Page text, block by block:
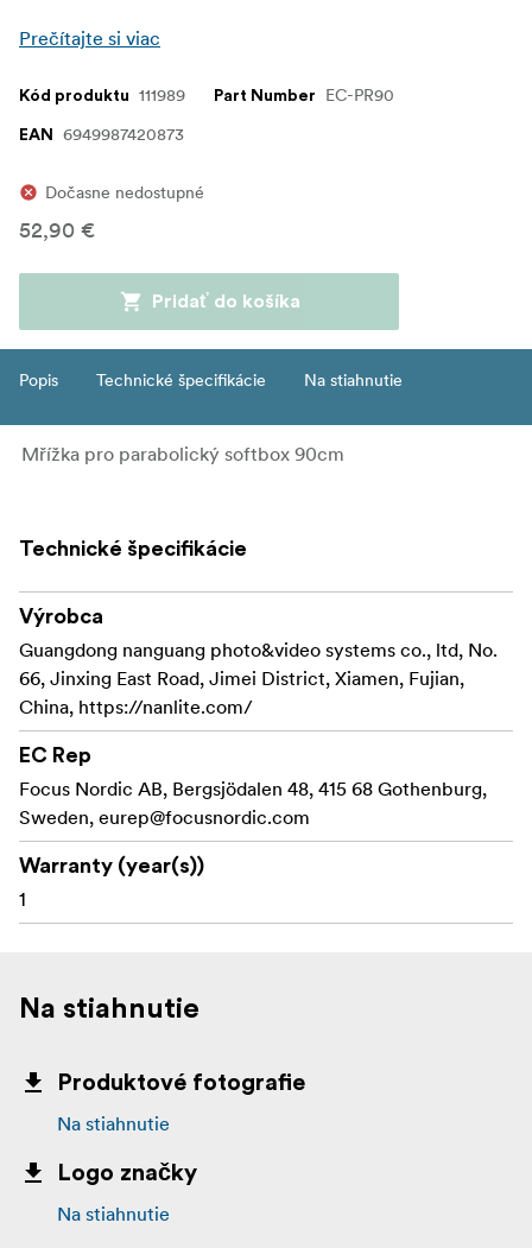
Prečítajte si viac
Kód produktu 111989 Part Number EC-PR90
EAN 6949987420873
Dočasne nedostupné
52,90 €
Pridať do košíka
Popis Technické špecifikácie Na stiahnutie
Mřížka pro parabolický softbox 90cm
Technické špecifikácie
Výrobca
Guangdong nanguang photo&video systems co., ltd, No.
66, Jinxing East Road, Jimei District, Xiamen, Fujian,
China, https://nanlite.com/
EC Rep
Focus Nordic AB, Bergsjödalen 48, 415 68 Gothenburg,
Sweden, eurep@focusnordic.com
Warranty (year(s))
1
Na stiahnutie
Produktové fotografie
Na stiahnutie
Logo značky
Na stiahnutie